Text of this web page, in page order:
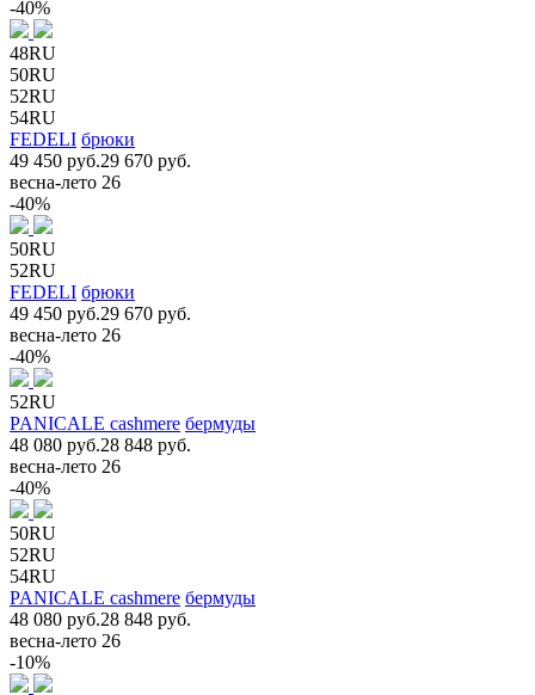
-40%
48RU
50RU
52RU
54RU
FEDELI брюки
49 450 руб.29 670 руб.
весна-лето 26
-40%
50RU
52RU
FEDELI брюки
49 450 руб.29 670 руб.
весна-лето 26
-40%
52RU
PANICALE cashmere бермуды
48 080 руб.28 848 руб.
весна-лето 26
-40%
50RU
52RU
54RU
PANICALE cashmere бермуды
48 080 руб.28 848 руб.
весна-лето 26
-10%